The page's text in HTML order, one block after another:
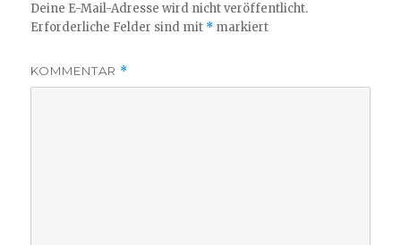
Deine E-Mail-Adresse wird nicht veröffentlicht.
Erforderliche Felder sind mit * markiert
KOMMENTAR *